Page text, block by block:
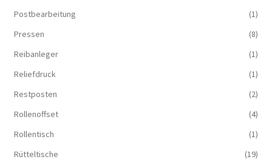
Postbearbeitung
(1)
Pressen
(8)
Reibanleger
(1)
Reliefdruck
(1)
Restposten
(2)
Rollenoffset
(4)
Rollentisch
(1)
Rütteltische
(19)